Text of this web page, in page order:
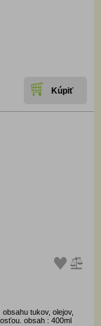
tukov, olejov,
obsah : 400ml